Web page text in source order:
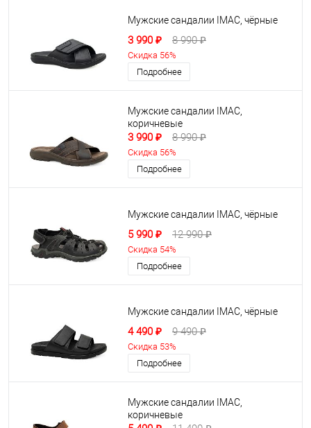
Мужские сандалии IMAC, чёрные
3 990 ₽ 8 990 ₽
Скидка 56%
Подробнее
Мужские сандалии IMAC,
коричневые
3 990 ₽ 8 990 ₽
Скидка 56%
Подробнее
Мужские сандалии IMAC, чёрные
5 990 ₽ 12 990 ₽
Скидка 54%
Подробнее
Мужские сандалии IMAC, чёрные
4 490 ₽ 9 490 ₽
Скидка 53%
Подробнее
Мужские сандалии IMAC,
коричневые